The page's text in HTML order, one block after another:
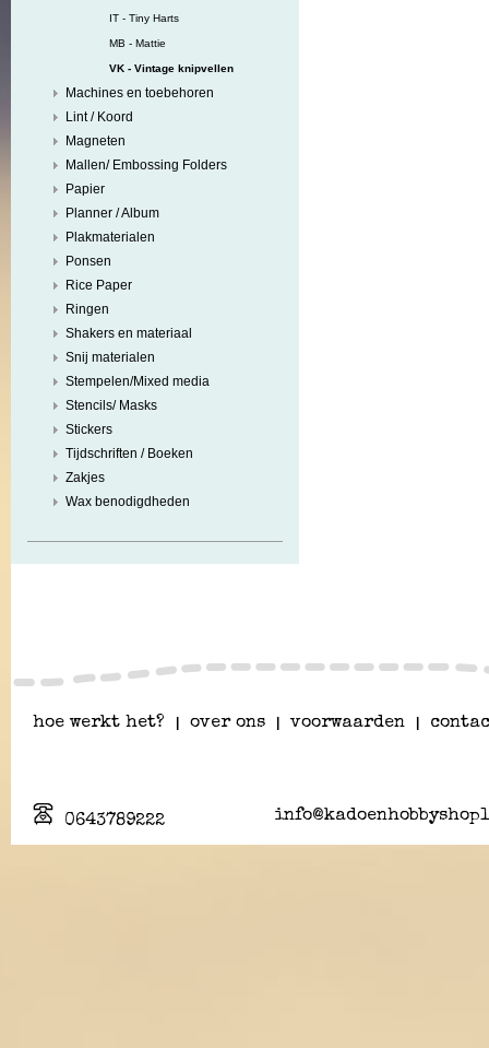
IT - Tiny Harts
MB - Mattie
VK - Vintage knipvellen
Machines en toebehoren
Lint / Koord
Magneten
Mallen/ Embossing Folders
Papier
Planner / Album
Plakmaterialen
Ponsen
Rice Paper
Ringen
Shakers en materiaal
Snij materialen
Stempelen/Mixed media
Stencils/ Masks
Stickers
Tijdschriften / Boeken
Zakjes
Wax benodigdheden
hoe werkt het? over ons voorwaarden
0643789222